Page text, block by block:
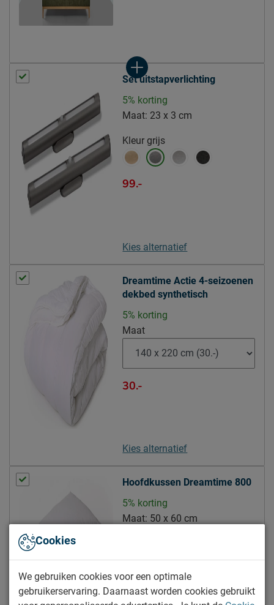
Matras(sen)
Modelnaam matras
Aantal veren per m2
matrassen
223
Aantal slagen veer
5,5
Comfortzones -
Matrassen (value)
7 zones
Topper
Modelnaam topper
Kern topper
Ja
Poten
Modelnaam poten
Nove/Nox
Materiaal poten
hout
bruin
Goed om te weten
Beddenreus voorwaarden
Leveranciersinformatie
Beddenreus B.V.
Locatie
Postbus 716, 5400 AS,
Emailadres
Set uitstapverlichting
5% korting
Maat: 23 x 3 cm
Kleur grijs
99.-
Kies alternatief
Dreamtime Actie 4-seizoenen
dekbed synthetisch
5% korting
Maat
30.-
Kies alternatief
Hoofdkussen Dreamtime 800
5% korting
Maat: 50 x 60 cm
Cookies
We gebruiken cookies voor een optimale
gebruikerservaring. Daarnaast worden cookies gebruikt